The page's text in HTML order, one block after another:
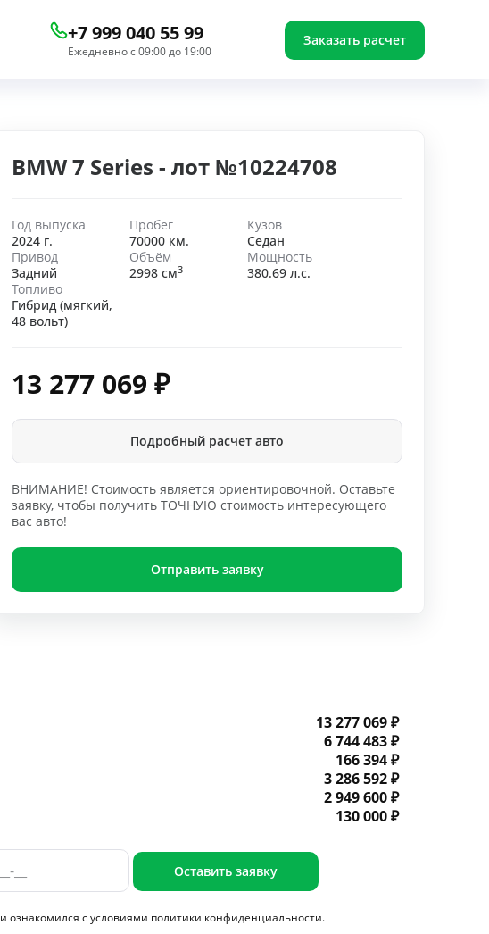
+7 999 040 55 99
Ежедневно с 09:00 до 19:00
Заказать расчет
BMW 7 Series - лот №10224708
Год выпуска
2024 г.
Пробег
70000 км.
Кузов
Седан
Привод
Задний
Объём
2998 см3
Мощность
380.69 л.с.
Топливо
Гибрид (мягкий,
48 вольт)
13 277 069 ₽
Подробный расчет авто
ВНИМАНИЕ! Стоимость является ориентировочной. Оставьте
заявку, чтобы получить ТОЧНУЮ стоимость интересующего
вас авто!
Отправить заявку
13 277 069 ₽
6 744 483 ₽
166 394 ₽
3 286 592 ₽
2 949 600 ₽
130 000 ₽
Оставить заявку
и ознакомился с условиями политики конфиденциальности.